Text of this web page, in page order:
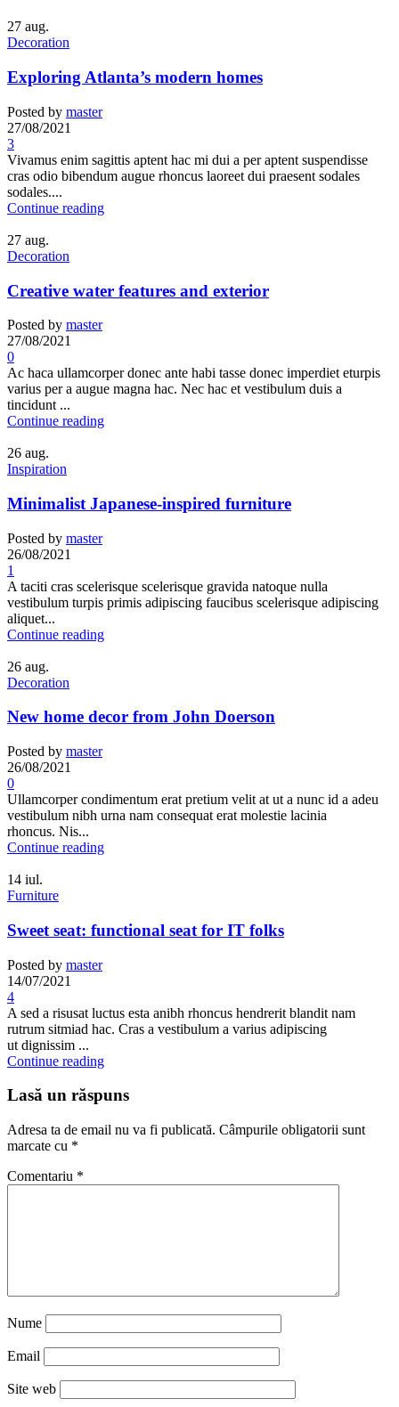
27 aug.
Decoration
Exploring Atlanta’s modern homes
Posted by master
27/08/2021
3
Vivamus enim sagittis aptent hac mi dui a per aptent suspendisse
cras odio bibendum augue rhoncus laoreet dui praesent sodales
sodales....
Continue reading
27 aug.
Decoration
Creative water features and exterior
Posted by master
27/08/2021
0
Ac haca ullamcorper donec ante habi tasse donec imperdiet eturpis
varius per a augue magna hac. Nec hac et vestibulum duis a
tincidunt ...
Continue reading
26 aug.
Inspiration
Minimalist Japanese-inspired furniture
Posted by master
26/08/2021
1
A taciti cras scelerisque scelerisque gravida natoque nulla
vestibulum turpis primis adipiscing faucibus scelerisque adipiscing
aliquet...
Continue reading
26 aug.
Decoration
New home decor from John Doerson
Posted by master
26/08/2021
0
Ullamcorper condimentum erat pretium velit at ut a nunc id a adeu
vestibulum nibh urna nam consequat erat molestie lacinia
rhoncus. Nis...
Continue reading
14 iul.
Furniture
Sweet seat: functional seat for IT folks
Posted by master
14/07/2021
4
A sed a risusat luctus esta anibh rhoncus hendrerit blandit nam
rutrum sitmiad hac. Cras a vestibulum a varius adipiscing
ut dignissim ...
Continue reading
Lasă un răspuns
Adresa ta de email nu va fi publicată. Câmpurile obligatorii sunt
marcate cu *
Comentariu *
Nume
Email
Site web